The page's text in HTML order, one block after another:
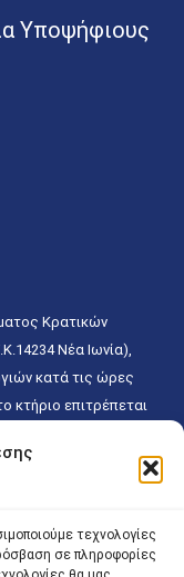
τεχνολογίες
σε πληροφορίες
Υποψήφιους
Κρατικών
Νέα Ιωνία),
κατά τις ώρες
κτήριο επιτρέπεται
χρονικό ή άλλο
γραφείο του
βάσει των
συνωστισμού